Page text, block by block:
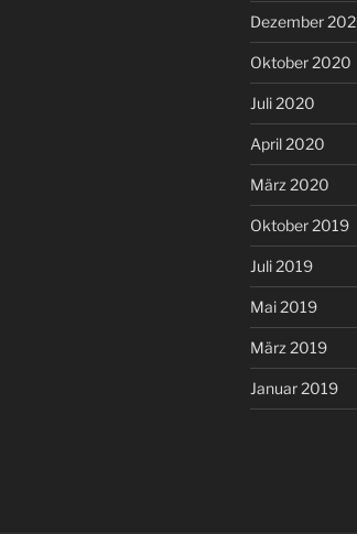
Dezember
Oktober 2020
Juli 2020
April 2020
März 2020
Oktober 2019
Juli 2019
Mai 2019
März 2019
Januar 2019